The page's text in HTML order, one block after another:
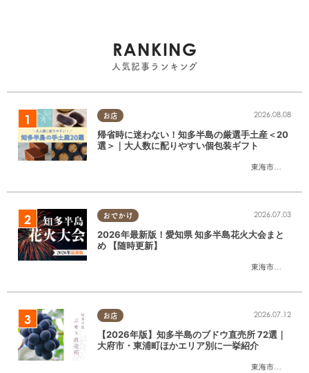
RANKING
人気記事ランキング
お店
東海市
,大府市
2026.08.08
帰省時に迷わない！知多半島の厳選手土産＜20
選＞｜大人数に配りやすい個包装ギフト
おでかけ
東海市
,大府市
2026.07.03
2026年最新版！愛知県 知多半島花火大会まと
め 【随時更新】
お店
東海市
,大府市
2026.07.12
【2026年版】知多半島のブドウ直売所 72選｜
大府市・東浦町ほかエリア別に一挙紹介